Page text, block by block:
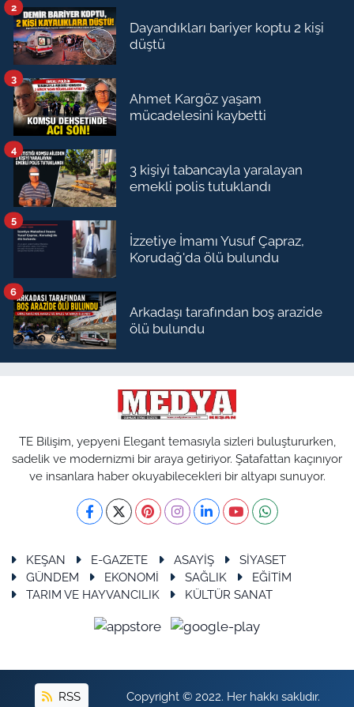
Dayandıkları bariyer koptu 2 kişi
düştü
2
Ahmet Kargöz yaşam
mücadelesini kaybetti
3
3 kişiyi tabancayla yaralayan
emekli polis tutuklandı
4
İzzetiye İmamı Yusuf Çapraz,
Korudağ'da ölü bulundu
5
Arkadaşı tarafından boş arazide
ölü bulundu
6
TE Bilişim, yepyeni Elegant temasıyla sizleri buluştururken,
sadelik ve modernizmi bir araya getiriyor. Şatafattan kaçınıyor
ve insanlara haber okuyabilecekleri bir altyapı sunuyor.
KEŞAN E-GAZETE ASAYİŞ
SİYASET
GÜNDEM
EKONOMİ SAĞLIK
EĞİTİM
TARIM VE HAYVANCILIK
KÜLTÜR SANAT
RSS Copyright © 2022. Her hakkı saklıdır.